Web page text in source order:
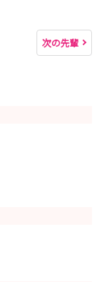
次の先輩